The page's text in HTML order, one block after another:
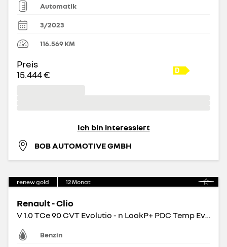
Automatik
3/2023
116.569KM
Preis
15.444 €
Ich bin interessiert
BOB AUTOMOTIVE GMBH
renew gold 12Monat
Renault - Clio
V 1.0 TCe 90 CVT Evolutio - n LookP+ PDC Temp Evolution
Benzin